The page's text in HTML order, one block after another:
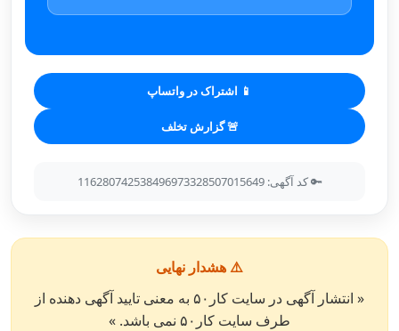
📱 اشتراک در واتساپ
🚨 گزارش تخلف
🔑 کد آگهی: 116280742538496973328507015649
⚠️ هشدار نهایی
« انتشار آگهی در سایت کار۵۰ به معنی تایید آگهی دهنده از
طرف سایت کار۵۰ نمی باشد. »